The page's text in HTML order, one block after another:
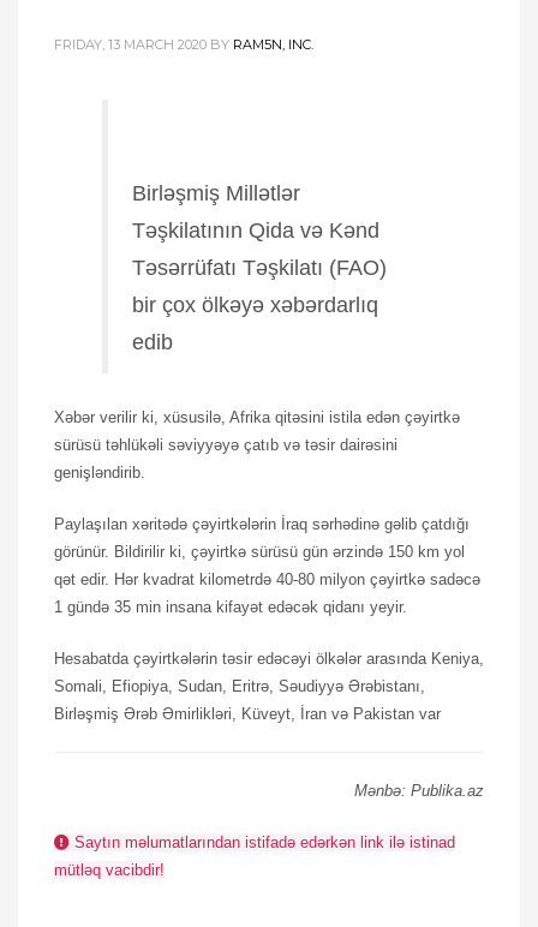
FRIDAY, 13 MARCH 2020 BY RAM5N, INC.
Birləşmiş Millətlər
Təşkilatının Qida və Kənd
Təsərrüfatı Təşkilatı (FAO)
bir çox ölkəyə xəbərdarlıq
edib
Xəbər verilir ki, xüsusilə, Afrika qitəsini istila edən çəyirtkə
sürüsü təhlükəli səviyyəyə çatıb və təsir dairəsini
genişləndirib.
Paylaşılan xəritədə çəyirtkələrin İraq sərhədinə gəlib çatdığı
görünür. Bildirilir ki, çəyirtkə sürüsü gün ərzində 150 km yol
qət edir. Hər kvadrat kilometrdə 40-80 milyon çəyirtkə sadəcə
1 gündə 35 min insana kifayət edəcək qidanı yeyir.
Hesabatda çəyirtkələrin təsir edəcəyi ölkələr arasında Keniya,
Somali, Efiopiya, Sudan, Eritrə, Səudiyyə Ərəbistanı,
Birləşmiş Ərəb Əmirlikləri, Küveyt, İran və Pakistan var
Mənbə: Publika.az
Saytın məlumatlarından istifadə edərkən link ilə istinad
mütləq vacibdir!